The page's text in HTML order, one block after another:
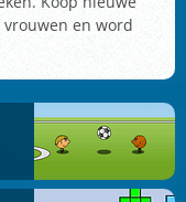
en word